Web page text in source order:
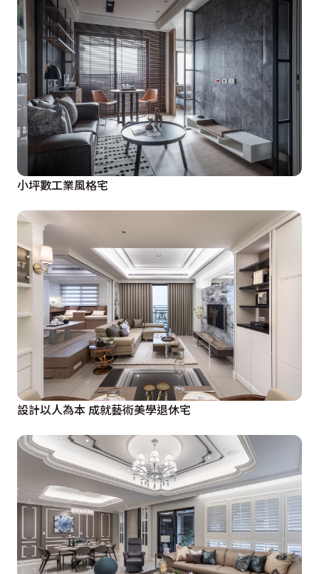
小坪數工業風格宅
設計以人為本 成就藝術美學退休宅